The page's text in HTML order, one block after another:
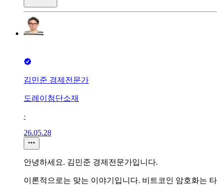
김민준 경제전문가
도레이첨단소재
∙
26.05.28
안녕하세요. 김민준 경제전문가입니다.
이론적으로는 맞는 이야기입니다. 비트코인 암호화는 타